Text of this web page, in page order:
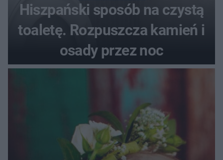
Hiszpański sposób na czystą
toaletę. Rozpuszcza kamień i
osady przez noc